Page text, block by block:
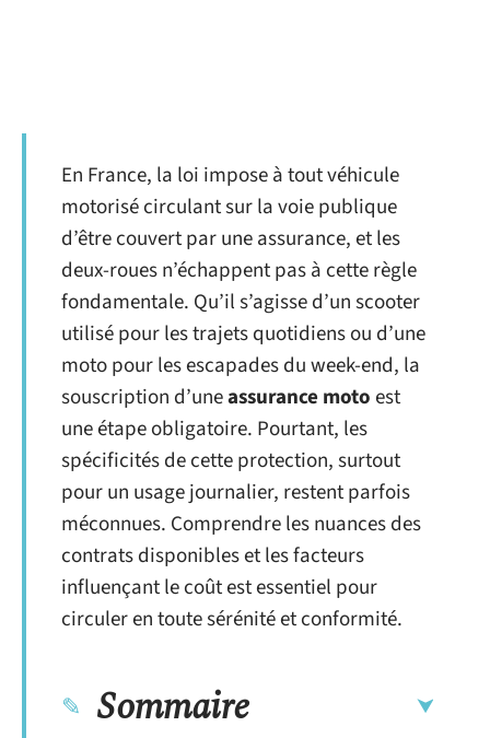
En France, la loi impose à tout véhicule
motorisé circulant sur la voie publique
d’être couvert par une assurance, et les
deux-roues n’échappent pas à cette règle
fondamentale. Qu’il s’agisse d’un scooter
utilisé pour les trajets quotidiens ou d’une
moto pour les escapades du week-end, la
souscription d’uneassurance motoest
une étape obligatoire. Pourtant, les
spécificités de cette protection, surtout
pour un usage journalier, restent parfois
méconnues. Comprendre les nuances des
contrats disponibles et les facteurs
influençant le coût est essentiel pour
circuler en toute sérénité et conformité.
Sommaire